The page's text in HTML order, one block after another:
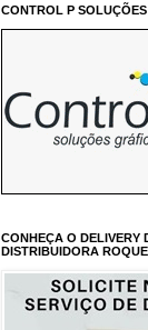
CONTROL P
CONHEÇA O DELIVERY
DISTRIBUIDORA ROQUE